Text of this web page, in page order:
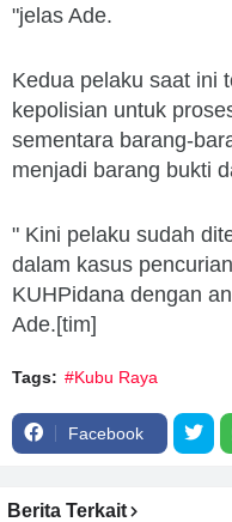
"jelas Ade.
Kedua pelaku saat ini
kepolisian untuk
sementara barang-
menjadi barang bukti
" Kini pelaku sudah
dalam kasus
KUHPidana dengan
Ade.[tim]
Tags: #Kubu Raya
Facebook
Berita Terkait